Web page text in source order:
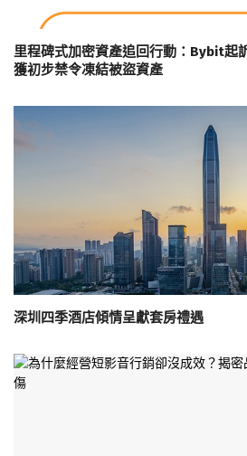
里程碑式加密資產追回行動：Bybit起
獲初步禁令凍結被盜資產
深圳四季酒店傾情呈獻套房禮遇